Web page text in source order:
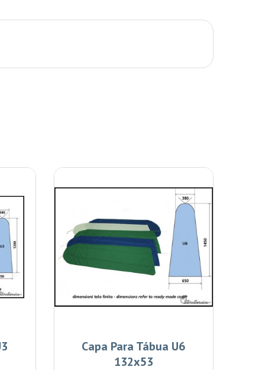
Capa Para Tábua U6
132x53